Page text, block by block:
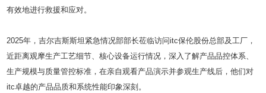
有效地进行救援和应对。
2025年，吉尔吉斯斯坦紧急情况部部长莅临访问itc保伦股份总部及工厂，
近距离观摩生产工艺细节、核心设备运行情况，深入了解产品品控体系、
生产规模与质量管控标准，在亲自观看产品演示并参观生产线后，他们对
itc卓越的产品品质和系统性能印象深刻。